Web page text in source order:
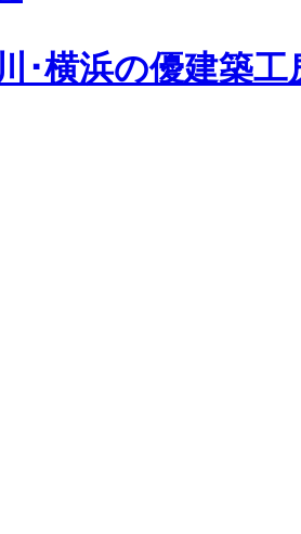
･横浜の優建築工